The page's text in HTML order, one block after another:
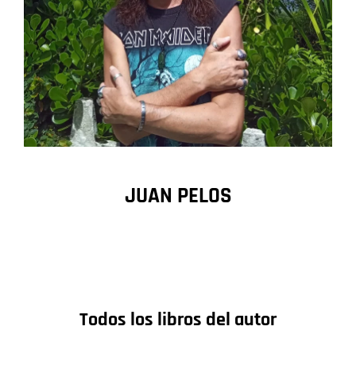
JUAN PELOS
Todos los libros del autor